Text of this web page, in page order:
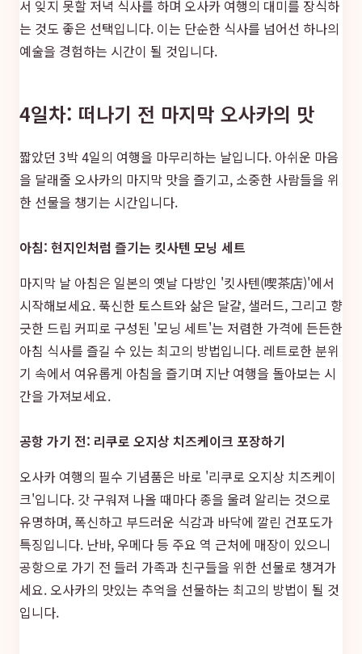
서 잊지 못할 저녁 식사를 하며 오사카 여행의 대미를 장식하
는 것도 좋은 선택입니다. 이는 단순한 식사를 넘어선 하나의
예술을 경험하는 시간이 될 것입니다.
4일차: 떠나기 전 마지막 오사카의 맛
짧았던 3박 4일의 여행을 마무리하는 날입니다. 아쉬운 마음
을 달래줄 오사카의 마지막 맛을 즐기고, 소중한 사람들을 위
한 선물을 챙기는 시간입니다.
아침: 현지인처럼 즐기는 킷사텐 모닝 세트
마지막 날 아침은 일본의 옛날 다방인 '킷사텐(喫茶店)'에서
시작해보세요. 푹신한 토스트와 삶은 달걀, 샐러드, 그리고 향
긋한 드립 커피로 구성된 '모닝 세트'는 저렴한 가격에 든든한
아침 식사를 즐길 수 있는 최고의 방법입니다. 레트로한 분위
기 속에서 여유롭게 아침을 즐기며 지난 여행을 돌아보는 시
간을 가져보세요.
공항 가기 전: 리쿠로 오지상 치즈케이크 포장하기
오사카 여행의 필수 기념품은 바로 '리쿠로 오지상 치즈케이
크'입니다. 갓 구워져 나올 때마다 종을 울려 알리는 것으로
유명하며, 폭신하고 부드러운 식감과 바닥에 깔린 건포도가
특징입니다. 난바, 우메다 등 주요 역 근처에 매장이 있으니
공항으로 가기 전 들러 가족과 친구들을 위한 선물로 챙겨가
세요. 오사카의 맛있는 추억을 선물하는 최고의 방법이 될 것
입니다.